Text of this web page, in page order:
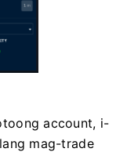
account, i-
mag-trade